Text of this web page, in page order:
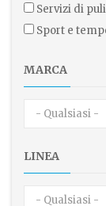
servizi di
sport e
MARCA
LINEA